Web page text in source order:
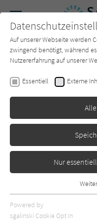
SUCHE Forum
12 | 2025
Das war der Dezember
Rezensionen, Artikel und
Rezensionen
Auf unserer Webseite werden
zwingend benötigt, während
Nutzererfahrung auf unserer
Essentiell Externe
Nur
Essentielle Cookies werden
Webseite benötigt. Dadurch
Powered by
sgalinski Cookie Opt In